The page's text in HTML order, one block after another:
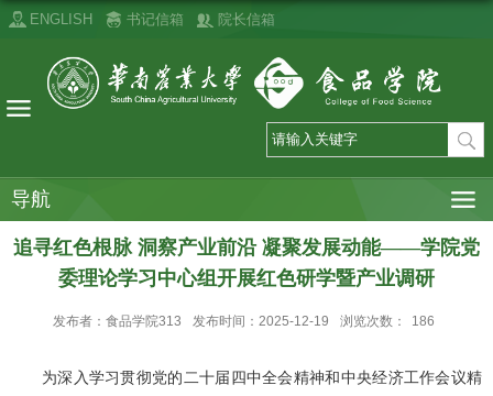
ENGLISH 书记信箱 院长信箱
导航
追寻红色根脉 洞察产业前沿 凝聚发展动能——学院党
委理论学习中心组开展红色研学暨产业调研
发布者：食品学院313 发布时间：2025-12-19 浏览次数： 186
为深入学习贯彻 党的二十届四中全会精神和 中央经济工作会议精